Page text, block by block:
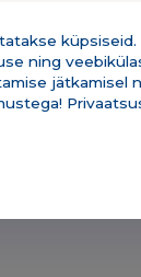
ning
jätkamisel
&